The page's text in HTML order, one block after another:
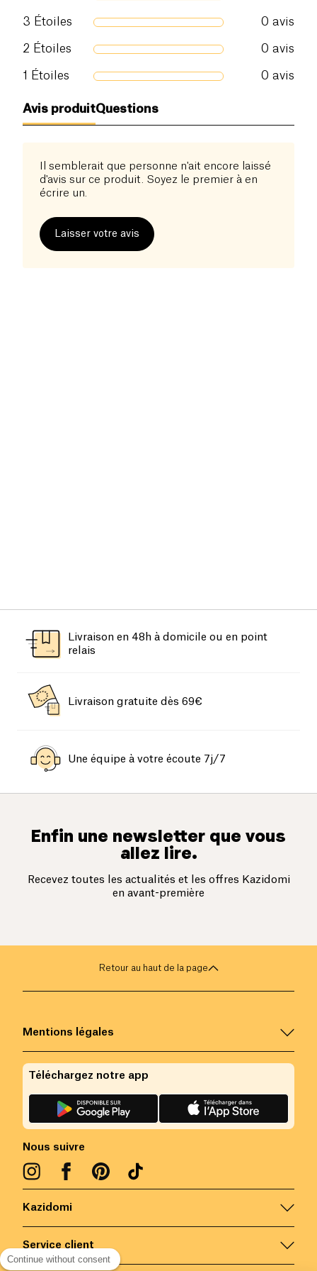
et pratique tout en préservant la qualité du café. En
choisissant
respectueux de l'environnement et issu de sources
durables.
journée, avec la garantie d’une production
3 Étoiles 0 avis
2 Étoiles 0 avis
1 Étoiles 0 avis
Avis produitQuestions
Il semblerait que personne n'ait encore laissé
d'avis sur ce produit. Soyez le premier à en
écrire un.
Laisser votre avis
Livraison en 48h à domicile ou en point
relais
Livraison gratuite dès 69€
Une équipe à votre écoute 7j/7
Enfin une newsletter que vous
allez lire.
Recevez toutes les actualités et les offres Kazidomi
en avant-première
Retour au haut de la page
Kazidomi
Service client
Mentions légales
Nous suivre
Téléchargez notre app
Continue without consent